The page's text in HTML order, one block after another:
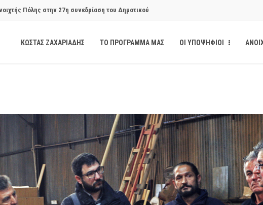
Πόλης στην 27η συνεδρίαση του Δημοτικού
Πόλης στην 29η συνεδρίαση του Δημοτικού
εγκύων αιρετών μετά από την παρέμβαση της Ανοιχτής
εγγυήσεις, διαφάνεια και δημοσιότητα το αίσθημα
ΚΩΣΤΑΣ ΖΑΧΑΡΙΑΔΗΣ ΤΟ ΠΡΟΓΡΑΜΜΑ ΜΑΣ ΟΙ ΥΠΟΨΗΦΙΟΙ